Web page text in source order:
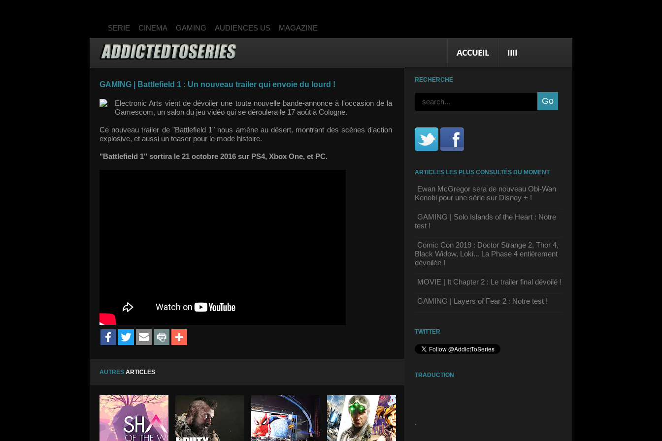
SERIE CINEMA GAMING AUDIENCES US MAGAZINE
ACCUEIL IIII
GAMING | Battlefield 1 : Un nouveau trailer qui envoie du lourd !
Electronic Arts vient de dévoiler une toute nouvelle bande-annonce à l'occasion de la
Gamescom, un salon du jeu vidéo qui se déroulera le 17 août à Cologne.
Ce nouveau trailer de "Battlefield 1" nous amène au désert, montrant des scènes d'action
explosive, et aussi un teaser pour le mode histoire.
"Battlefield 1" sortira le 21 octobre 2016 sur PS4, Xbox One, et PC.
AUTRES ARTICLES
RECHERCHE
ARTICLES LES PLUS CONSULTÉS DU MOMENT
Ewan McGregor sera de nouveau Obi-Wan
Kenobi pour une série sur Disney + !
GAMING | Solo Islands of the Heart : Notre
test !
Comic Con 2019 : Doctor Strange 2, Thor 4,
Black Widow, Loki... La Phase 4 entièrement
dévoilée !
MOVIE | It Chapter 2 : Le trailer final dévoilé !
GAMING | Layers of Fear 2 : Notre test !
TWITTER
TRADUCTION
.